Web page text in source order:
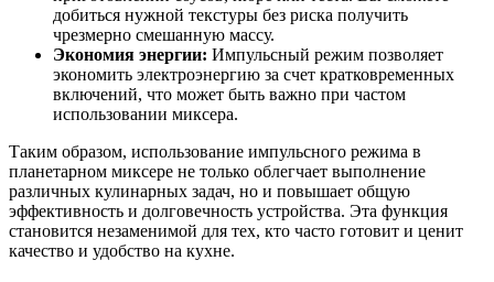
добиться нужной текстуры без риска получить
чрезмерно смешанную массу.
Экономия энергии: Импульсный режим позволяет
экономить электроэнергию за счет кратковременных
включений, что может быть важно при частом
использовании миксера.
Таким образом, использование импульсного режима в
планетарном миксере не только облегчает выполнение
различных кулинарных задач, но и повышает общую
эффективность и долговечность устройства. Эта функция
становится незаменимой для тех, кто часто готовит и ценит
качество и удобство на кухне.